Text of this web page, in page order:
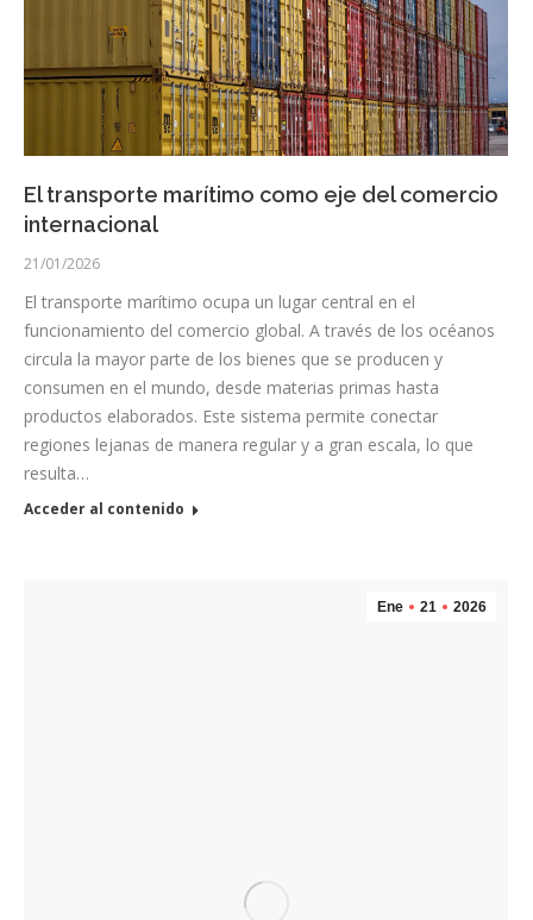
El transporte marítimo como eje del comercio
internacional
21/01/2026
El transporte marítimo ocupa un lugar central en el
funcionamiento del comercio global. A través de los océanos
circula la mayor parte de los bienes que se producen y
consumen en el mundo, desde materias primas hasta
productos elaborados. Este sistema permite conectar
regiones lejanas de manera regular y a gran escala, lo que
resulta…
Acceder al contenido
Ene 21 2026